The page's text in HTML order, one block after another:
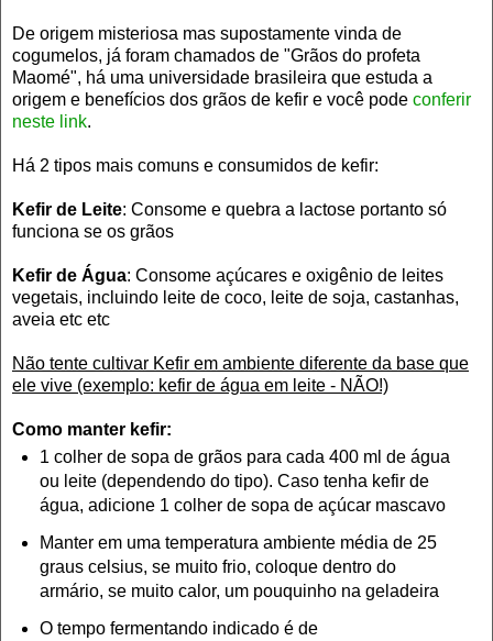
De origem misteriosa mas supostamente vinda de
cogumelos, já foram chamados de "Grãos do profeta
Maomé", há uma universidade brasileira que estuda a
origem e benefícios dos grãos de kefir e você pode conferir
neste link.
Há 2 tipos mais comuns e consumidos de kefir:
Kefir de Leite: Consome e quebra a lactose portanto só
funciona se os grãos
Kefir de Água: Consome açúcares e oxigênio de leites
vegetais, incluindo leite de coco, leite de soja, castanhas,
aveia etc etc
Não tente cultivar Kefir em ambiente diferente da base que
ele vive (exemplo: kefir de água em leite - NÃO!)
Como manter kefir:
1 colher de sopa de grãos para cada 400 ml de água
ou leite (dependendo dotipo). Caso tenha kefir de
água, adicione 1 colher de sopa de açúcar mascavo
Manter em uma temperatura ambiente média de 25
graus celsius, se muito frio, coloque dentro do
armário, se muito calor, um pouquinho na geladeira
O tempo fermentando indicado é de